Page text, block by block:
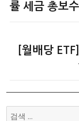
색
전
률 세금 총보
[월배당
검